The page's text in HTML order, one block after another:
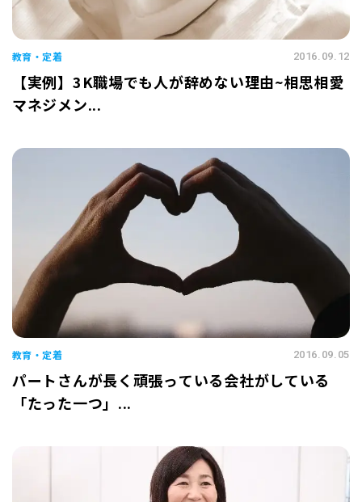
教育・定着 2016.09.12
【実例】3K職場でも人が辞めない理由~相思相愛
マネジメン...
教育・定着 2016.09.05
パートさんが長く頑張っている会社がしている
「たった一つ」...